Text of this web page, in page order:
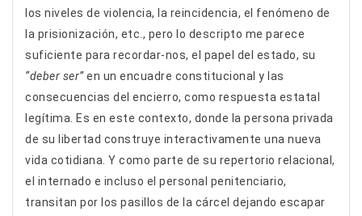
los niveles de violencia, la reincidencia, el fenómeno de
la prisionización, etc., pero lo descripto me parece
suficiente para recordar-nos, el papel del estado, su
“deber ser”en un encuadre constitucional y las
consecuencias del encierro, como respuesta estatal
legítima. Es en este contexto, donde la persona privada
de su libertad construye interactivamente una nueva
vida cotidiana. Y como parte de su repertorio relacional,
el internado e incluso el personal penitenciario,
transitan por los pasillos de la cárcel dejando escapar